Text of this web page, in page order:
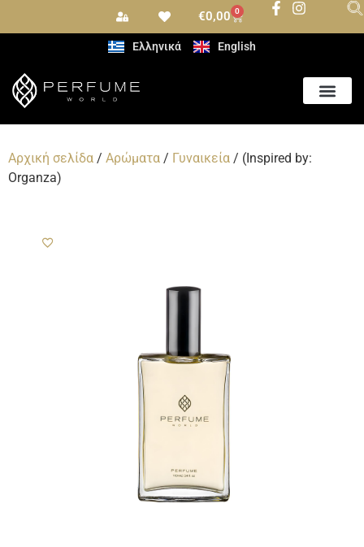
€0,00 0
Ελληνικά English
Αρχική σελίδα / Αρώματα / Γυναικεία / (Inspired by:
Organza)